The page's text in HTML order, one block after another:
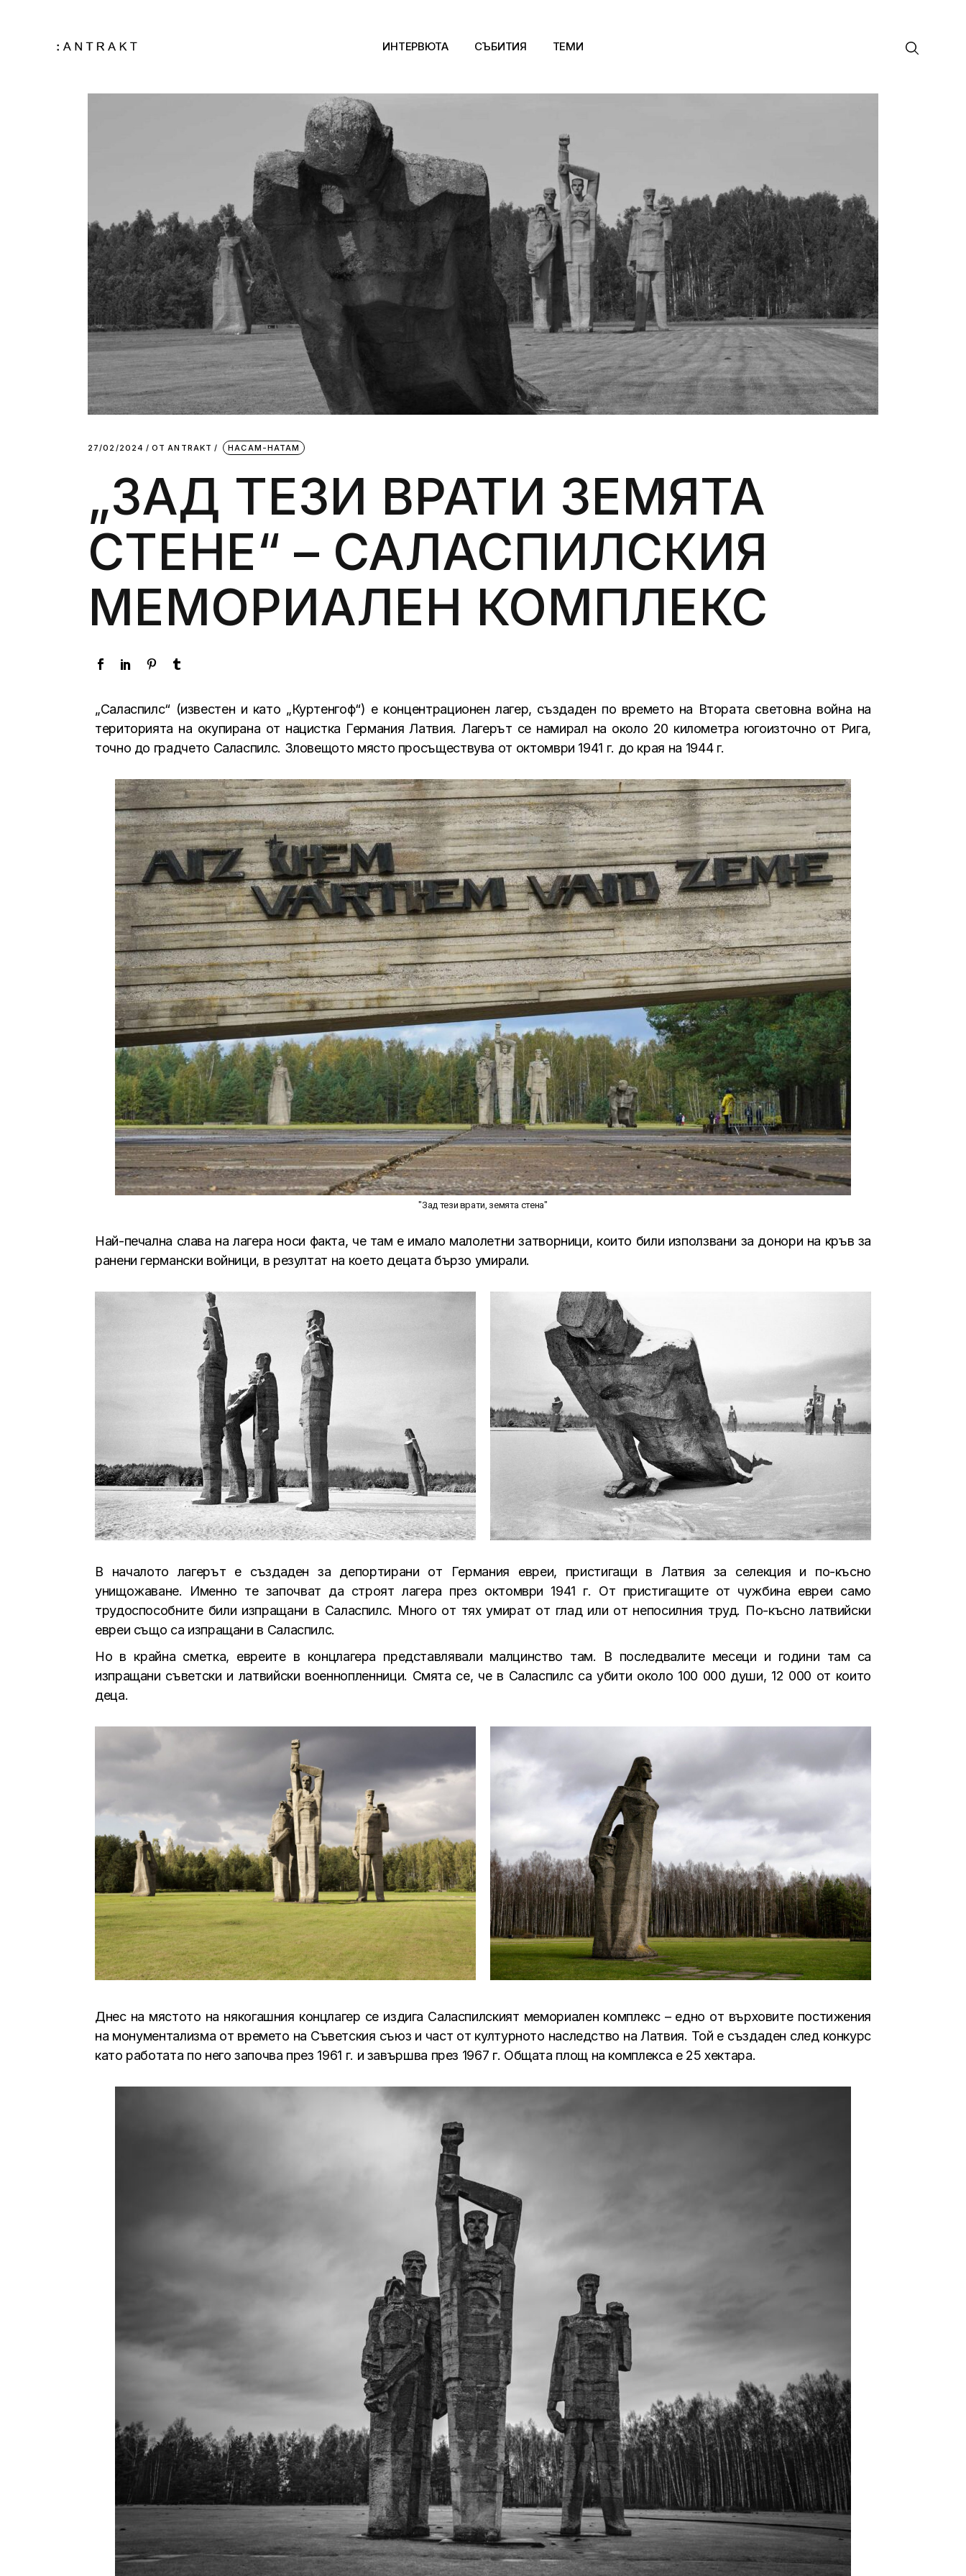
ИНТЕРВЮТА СЪБИТИЯ ТЕМИ
Арт
Kино
Музика
Сцена
Фотография
Дизайн
Литература и философия
Силни жени
Насам-натам
Други
27/02/2024 ОТ АNTRAKT НАСАМ-НАТАМ
„ЗАД ТЕЗИ ВРАТИ ЗЕМЯТА
СТЕНЕ“ – САЛАСПИЛСКИЯ
МЕМОРИАЛЕН КОМПЛЕКС
„Саласпилс“ (известен и като „Куртенгоф“) е концентрационен лагер, създаден по времето на Втората световна война на
територията на окупирана от нацистка Германия Латвия. Лагерът се намирал на около 20 километра югоизточно от Рига,
точно до градчето Саласпилс. Зловещото място просъществува от октомври 1941 г. до края на 1944 г.
"Зад тези врати, земята стена"
Най-печална слава на лагера носи факта, че там е имало малолетни затворници, които били използвани за донори на кръв за
ранени германски войници, в резултат на което децата бързо умирали.
В началото лагерът е създаден за депортирани от Германия евреи, пристигащи в Латвия за селекция и по-късно
унищожаване. Именно те започват да строят лагера през октомври 1941 г. От пристигащите от чужбина евреи само
трудоспособните били изпращани в Саласпилс. Много от тях умират от глад или от непосилния труд. По-късно латвийски
евреи също са изпращани в Саласпилс.
Но в крайна сметка, евреите в концлагера представлявали малцинство там. В последвалите месеци и години там са
изпращани съветски и латвийски военнопленници. Смята се, че в Саласпилс са убити около 100 000 души, 12 000 от които
деца.
Днес на мястото на някогашния концлагер се издига Саласпилският мемориален комплекс – едно от върховите постижения
на монументализма от времето на Съветския съюз и част от културното наследство на Латвия. Той е създаден след конкурс
като работата по него започва през 1961 г. и завършва през 1967 г. Общата площ на комплекса е 25 хектара.